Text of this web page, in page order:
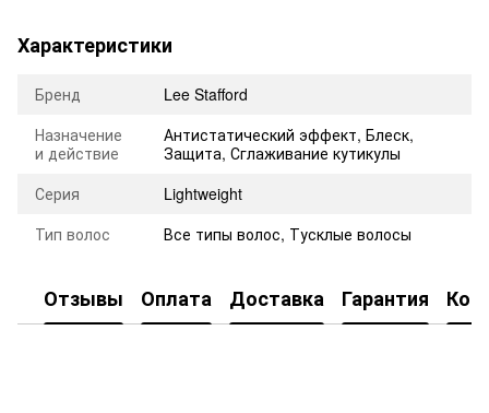
Характеристики
Бренд
Lee Stafford
Назначение
и действие
Антистатический эффект, Блеск,
Защита, Сглаживание кутикулы
Серия
Lightweight
Тип волос
Все типы волос, Тусклые волосы
Отзывы Оплата Доставка Гарантия